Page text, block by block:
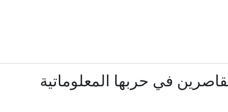
الإسرائيلي يواصل اقتحام قلنديا ويصعّد عملياته بالاعتقالات والهدم
الأميركيين يتوقعون مزيداً من الفوضى في الشرق الأوسط
في حربها المعلوماتية